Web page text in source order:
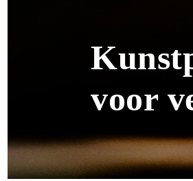
voor